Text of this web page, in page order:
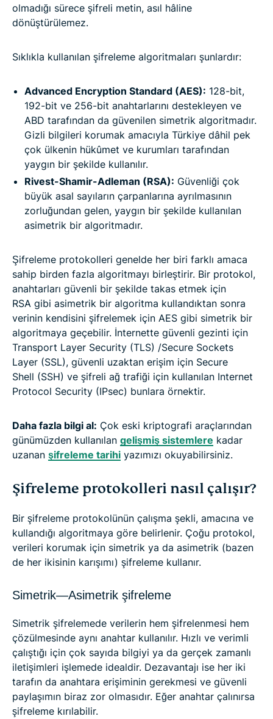
olmadığı sürece şifreli metin, asıl hâline
dönüştürülemez.
Sıklıkla kullanılan şifreleme algoritmaları şunlardır:
Advanced Encryption Standard (AES): 128-bit,
192-bit ve 256-bit anahtarlarını destekleyen ve
ABD tarafından da güvenilen simetrik algoritmadır.
Gizli bilgileri korumak amacıyla Türkiye dâhil pek
çok ülkenin hükûmet ve kurumları tarafından
yaygın bir şekilde kullanılır.
Rivest-Shamir-Adleman (RSA): Güvenliği çok
büyük asal sayıların çarpanlarına ayrılmasının
zorluğundan gelen, yaygın bir şekilde kullanılan
asimetrik bir algoritmadır.
Şifreleme protokolleri genelde her biri farklı amaca
sahip birden fazla algoritmayı birleştirir. Bir protokol,
anahtarları güvenli bir şekilde takas etmek için
RSA gibi asimetrik bir algoritma kullandıktan sonra
verinin kendisini şifrelemek için AES gibi simetrik bir
algoritmaya geçebilir. İnternette güvenli gezinti için
Transport Layer Security (TLS) /Secure Sockets
Layer (SSL), güvenli uzaktan erişim için Secure
Shell (SSH) ve şifreli ağ trafiği için kullanılan Internet
Protocol Security (IPsec) bunlara örnektir.
Daha fazla bilgi al: Çok eski kriptografi araçlarından
günümüzden kullanılan gelişmiş sistemlere kadar
uzanan şifreleme tarihi yazımızı okuyabilirsiniz.
Şifreleme protokolleri nasıl çalışır?
Bir şifreleme protokolünün çalışma şekli, amacına ve
kullandığı algoritmaya göre belirlenir. Çoğu protokol,
verileri korumak için simetrik ya da asimetrik (bazen
de her ikisinin karışımı) şifreleme kullanır.
Simetrik—Asimetrik şifreleme
Simetrik şifrelemede verilerin hem şifrelenmesi hem
çözülmesinde aynı anahtar kullanılır. Hızlı ve verimli
çalıştığı için çok sayıda bilgiyi ya da gerçek zamanlı
iletişimleri işlemede idealdir. Dezavantajı ise her iki
tarafın da anahtara erişiminin gerekmesi ve güvenli
paylaşımın biraz zor olmasıdır. Eğer anahtar çalınırsa
şifreleme kırılabilir.